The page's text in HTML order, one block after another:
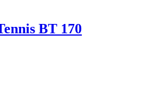
BT 170